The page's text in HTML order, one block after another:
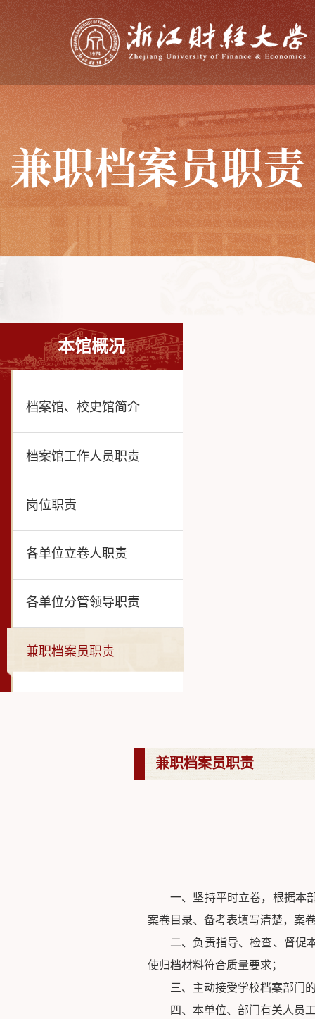
兼职档案员职责
本馆概况
档案馆、校史馆简介
档案馆工作人员职责
岗位职责
各单位立卷人职责
各单位分管领导职责
兼职档案员职责
兼职档案员职责
一、坚持平时立卷，根据本
案卷目录、备考表填写清楚，案
二、负责指导、检查、督促
使归档材料符合质量要求；
三、主动接受学校档案部门
四、本单位、部门有关人员